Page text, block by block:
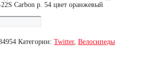
Carbon р. 54 цвет оранжевый
Категории: Twitter, Велосипеды